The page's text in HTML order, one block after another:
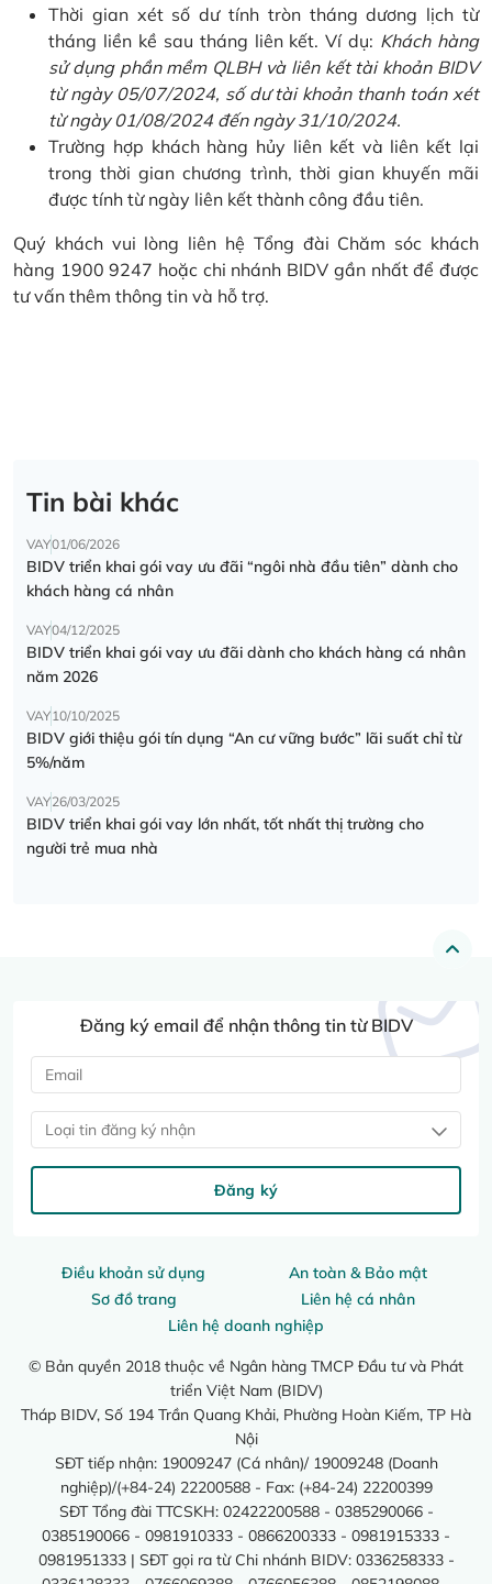
Thời gian xét số dư tính tròn tháng dương lịch từ
tháng liền kề sau tháng liên kết. Ví dụ: Khách hàng
sử dụng phần mềm QLBH và liên kết tài khoản BIDV
từ ngày 05/07/2024, số dư tài khoản thanh toán xét
từ ngày 01/08/2024 đến ngày 31/10/2024.
Trường hợp khách hàng hủy liên kết và liên kết lại
trong thời gian chương trình, thời gian khuyến mãi
được tính từ ngày liên kết thành công đầu tiên.
Quý khách vui lòng liên hệ Tổng đài Chăm sóc khách
hàng 1900 9247 hoặc chi nhánh BIDV gần nhất để được
tư vấn thêm thông tin và hỗ trợ.
Tin bài khác
VAY01/06/2026
BIDV triển khai gói vay ưu đãi “ngôi nhà đầu tiên” dành cho
khách hàng cá nhân
VAY04/12/2025
BIDV triển khai gói vay ưu đãi dành cho khách hàng cá nhân
năm 2026
VAY10/10/2025
BIDV giới thiệu gói tín dụng “An cư vững bước” lãi suất chỉ từ
5%/năm
VAY26/03/2025
BIDV triển khai gói vay lớn nhất, tốt nhất thị trường cho
người trẻ mua nhà
Điều khoản sử dụng
An toàn & Bảo mật
Sơ đồ trang
Liên hệ cá nhân
Liên hệ doanh nghiệp
© Bản quyền 2018 thuộc về Ngân hàng TMCP Đầu tư và Phát
triển Việt Nam (BIDV)
Tháp BIDV, Số 194 Trần Quang Khải, Phường Hoàn Kiếm, TP Hà
Nội
SĐT tiếp nhận: 19009247 (Cá nhân)/ 19009248 (Doanh
nghiệp)/(+84-24) 22200588 - Fax: (+84-24) 22200399
SĐT Tổng đài TTCSKH: 02422200588 - 0385290066 -
0385190066 - 0981910333 - 0866200333 - 0981915333 -
0981951333 | SĐT gọi ra từ Chi nhánh BIDV: 0336258333 -
Đăng ký email để nhận thông tin từ BIDV
Loại tin đăng ký nhận
Đăng ký